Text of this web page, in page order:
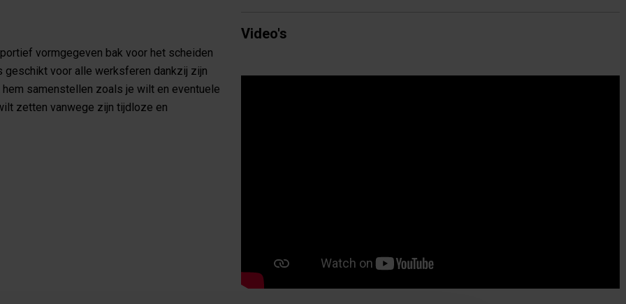
vormgegeven bak voor het scheiden
geschikt voor alle werksferen dankzij zijn
samenstellen zoals je wilt en eventuele
zetten vanwege zijn tijdloze en
Video's